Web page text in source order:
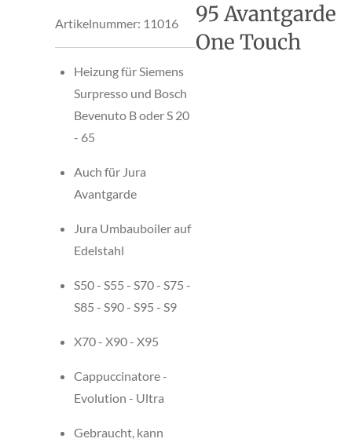
95 Avantgarde
One Touch
Artikelnummer: 11016
Heizung für Siemens
Surpresso und Bosch
Bevenuto B oder S 20
- 65
Auch für Jura
Avantgarde
Jura Umbauboiler auf
Edelstahl
S50 - S55 - S70 - S75 -
S85 - S90 - S95 - S9
X70 - X90 - X95
Cappuccinatore -
Evolution - Ultra
Gebraucht, kann